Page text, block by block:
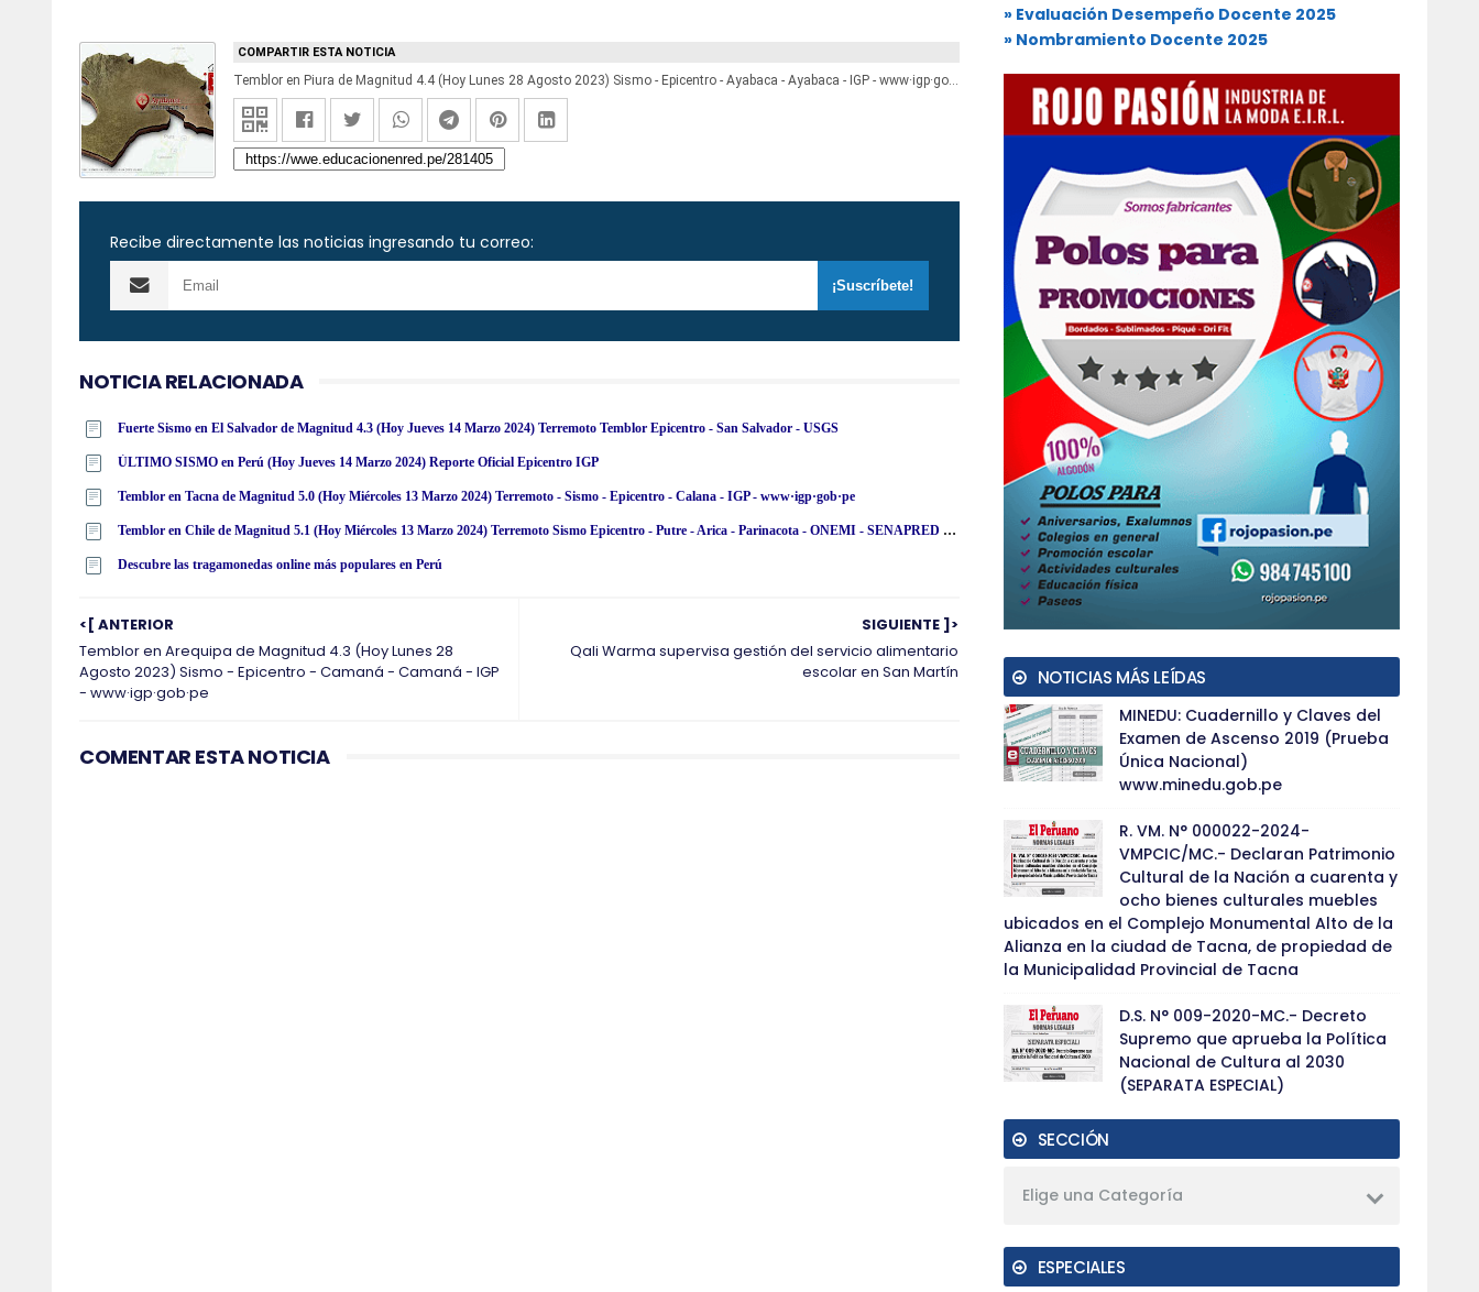
COMPARTIR ESTA NOTICIA
Temblor en Piura de Magnitud 4.4 (Hoy Lunes 28 Agosto 2023) Sismo - Epicentro - Ayabaca - Ayabaca - IGP - www·igp·gob·pe
Recibe directamente las noticias ingresando tu correo:
NOTICIA RELACIONADA
Fuerte Sismo en El Salvador de Magnitud 4.3 (Hoy Jueves 14 Marzo 2024) Terremoto Temblor Epicentro - San Salvador - USGS
ÚLTIMO SISMO en Perú (Hoy Jueves 14 Marzo 2024) Reporte Oficial Epicentro IGP
Temblor en Tacna de Magnitud 5.0 (Hoy Miércoles 13 Marzo 2024) Terremoto - Sismo - Epicentro - Calana - IGP - www·igp·gob·pe
Temblor en Chile de Magnitud 5.1 (Hoy Miércoles 13 Marzo 2024) Terremoto Sismo Epicentro - Putre - Arica - Parinacota - ONEMI - SENAPRED [ACTUALIZADO]
Descubre las tragamonedas online más populares en Perú
SIGUIENTE ]>
Qali Warma supervisa gestión del servicio alimentario
escolar en San Martín
<[ ANTERIOR
Temblor en Arequipa de Magnitud 4.3 (Hoy Lunes 28
Agosto 2023) Sismo - Epicentro - Camaná - Camaná - IGP
- www·igp·gob·pe
COMENTAR ESTA NOTICIA
» Evaluación Desempeño Docente 2025
» Nombramiento Docente 2025
NOTICIAS MÁS LEÍDAS
MINEDU: Cuadernillo y Claves del
Examen de Ascenso 2019 (Prueba
Única Nacional)
www.minedu.gob.pe
R. VM. N° 000022-2024-
VMPCIC/MC.- Declaran Patrimonio
Cultural de la Nación a cuarenta y
ocho bienes culturales muebles
ubicados en el Complejo Monumental Alto de la
Alianza en la ciudad de Tacna, de propiedad de
la Municipalidad Provincial de Tacna
D.S. N° 009-2020-MC.- Decreto
Supremo que aprueba la Política
Nacional de Cultura al 2030
(SEPARATA ESPECIAL)
SECCIÓN
Elige una Categoría
ESPECIALES